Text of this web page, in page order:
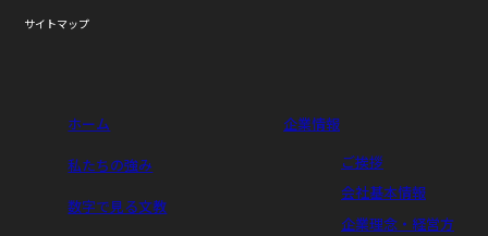
サイトマップ
ホーム
私たちの強み
数字で見る文教
企業情報
ご挨拶
会社基本情報
企業理念・経営方